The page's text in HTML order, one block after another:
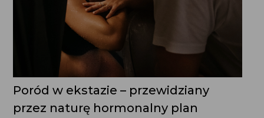
Poród w ekstazie – przewidziany
przez naturę hormonalny plan